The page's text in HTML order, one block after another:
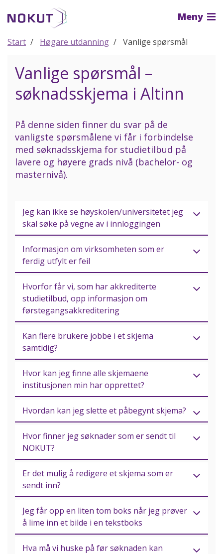
hovedinnhold
Meny
Start Høgare utdanning Vanlige spørsmål
Vanlige spørsmål –
søknadsskjema i Altinn
På denne siden finner du svar på de
vanligste spørsmålene vi får i forbindelse
med søknadsskjema for studietilbud på
lavere og høyere grads nivå (bachelor- og
masternivå).
Jeg kan ikke se høyskolen/universitetet jeg
skal søke på vegne av i innloggingen
Informasjon om virksomheten som er
ferdig utfylt er feil
Hvorfor får vi, som har akkrediterte
studietilbud, opp informasjon om
førstegangsakkreditering
Kan flere brukere jobbe i et skjema
samtidig?
Hvor kan jeg finne alle skjemaene
institusjonen min har opprettet?
Hvordan kan jeg slette et påbegynt skjema?
Hvor finner jeg søknader som er sendt til
NOKUT?
Er det mulig å redigere et skjema som er
sendt inn?
Jeg får opp en liten tom boks når jeg prøver
å lime inn et bilde i en tekstboks
Hva må vi huske på før søknaden kan